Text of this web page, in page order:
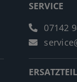
SERVICE
07142